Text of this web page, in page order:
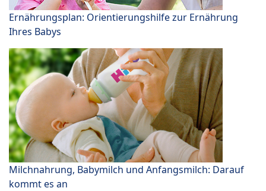
Ernährungsplan: Orientierungshilfe zur Ernährung
Ihres Babys
Milchnahrung, Babymilch und Anfangsmilch: Darauf
kommt es an